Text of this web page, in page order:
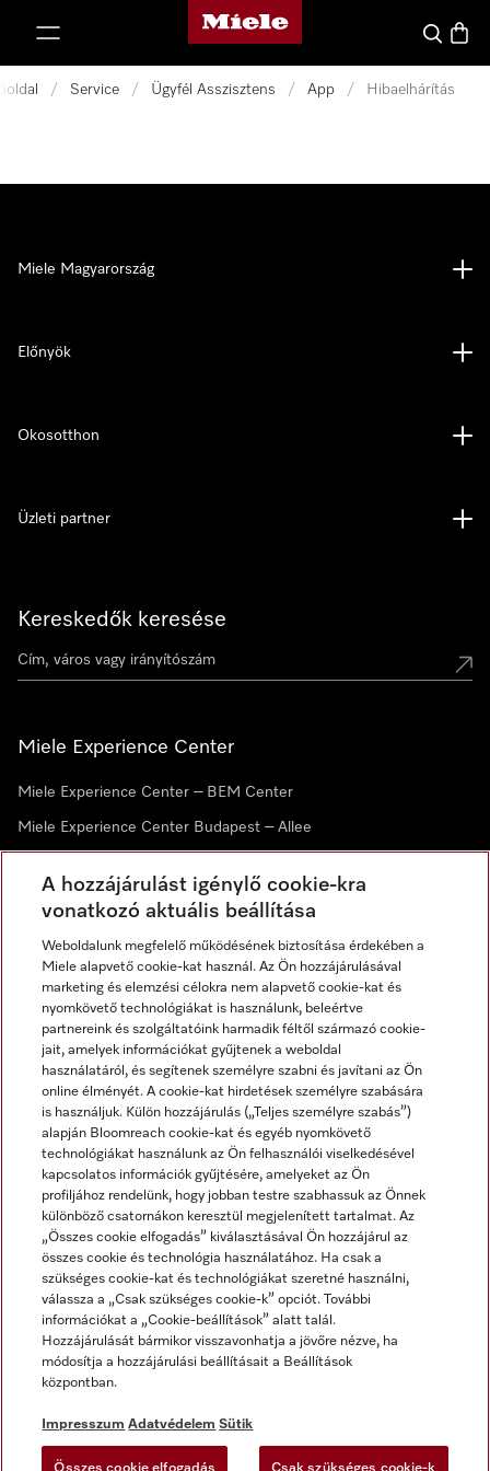
Miele honlapja
Kereses
/ Service / Ügyfél Asszisztens / App / Hibaelhárítás
Kereskedők keresése
Miele Experience Center
Miele Experience Center – BEM Center
Miele Experience Center Budapest – Allee
Hírlevél
Miele Magyarország
Előnyök
Okosotthon
Üzleti partner
Impresszum
ÁSZF
Adatvédelem
Felhasználási feltételek
Akadálymentességi Nyilatkozat
Digitális Szolgáltatásokról szóló törvény
Miele a YouTube-on
Miele a Facebookon
Miele az Instagramon
A hozzájárulást igénylő cookie-kra
vonatkozó aktuális beállítása
Weboldalunk megfelelő működésének biztosítása érdekében a
Miele alapvető cookie-kat használ. Az Ön hozzájárulásával
marketing és elemzési célokra nem alapvető cookie-kat és
nyomkövető technológiákat is használunk, beleértve
partnereink és szolgáltatóink harmadik féltől származó cookie-
jait, amelyek információkat gyűjtenek a weboldal
használatáról, és segítenek személyre szabni és javítani az Ön
online élményét. A cookie-kat hirdetések személyre szabására
is használjuk. Külön hozzájárulás („Teljes személyre szabás”)
alapján Bloomreach cookie-kat és egyéb nyomkövető
technológiákat használunk az Ön felhasználói viselkedésével
kapcsolatos információk gyűjtésére, amelyeket az Ön
profiljához rendelünk, hogy jobban testre szabhassuk az Önnek
különböző csatornákon keresztül megjelenített tartalmat. Az
„Összes cookie elfogadás” kiválasztásával Ön hozzájárul az
összes cookie és technológia használatához. Ha csak a
szükséges cookie-kat és technológiákat szeretné használni,
válassza a „Csak szükséges cookie-k” opciót. További
információkat a „Cookie-beállítások” alatt talál.
Hozzájárulását bármikor visszavonhatja a jövőre nézve, ha
módosítja a hozzájárulási beállításait a Beállítások
központban.
Impresszum Adatvédelem Sütik